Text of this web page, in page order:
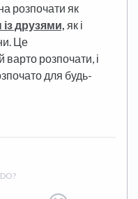
розпочати як
із друзями, як і
Це
розпочати, і
для будь-